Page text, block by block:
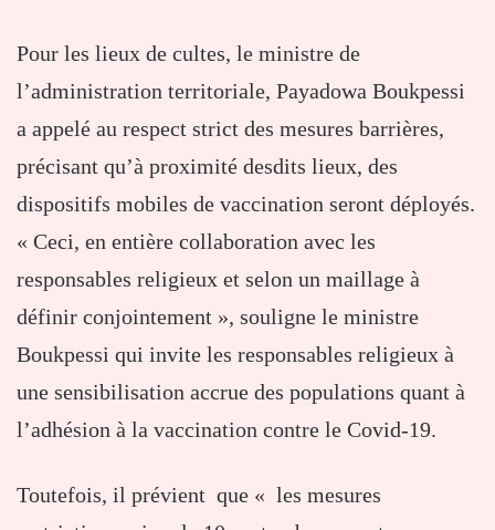
Pour les lieux de cultes, le ministre de
l’administration territoriale, Payadowa Boukpessi
a appelé au respect strict des mesures barrières,
précisant qu’à proximité desdits lieux, des
dispositifs mobiles de vaccination seront déployés.
« Ceci, en entière collaboration avec les
responsables religieux et selon un maillage à
définir conjointement », souligne le ministre
Boukpessi qui invite les responsables religieux à
une sensibilisation accrue des populations quant à
l’adhésion à la vaccination contre le Covid-19.
Toutefois, il prévient que « les mesures